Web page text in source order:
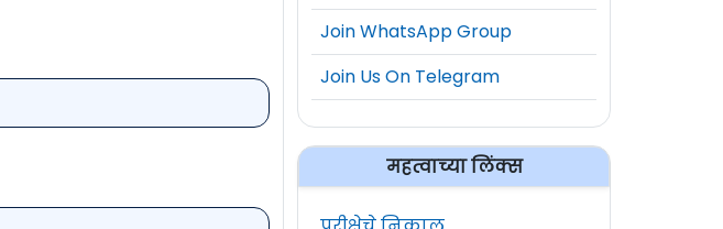
Join WhatsApp Group
Join Us On Telegram
महत्वाच्या लिंक्स